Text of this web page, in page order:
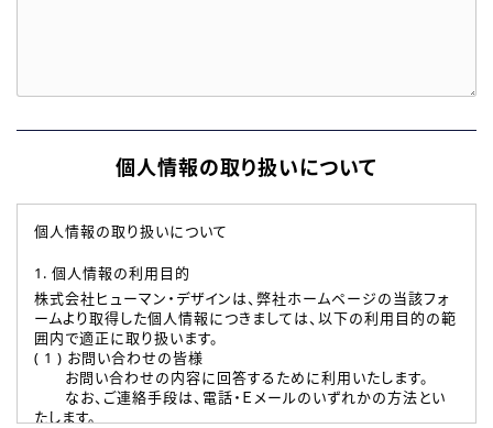
個人情報の取り扱いについて
個人情報の取り扱いについて
1. 個人情報の利用目的
株式会社ヒューマン・デザインは、弊社ホームページの当該フォ
ームより取得した個人情報につきましては、以下の利用目的の範
囲内で適正に取り扱います。
( 1 ) お問い合わせの皆様
お問い合わせの内容に回答するために利用いたします。
なお、ご連絡手段は、電話・Ｅメールのいずれかの方法とい
たします。